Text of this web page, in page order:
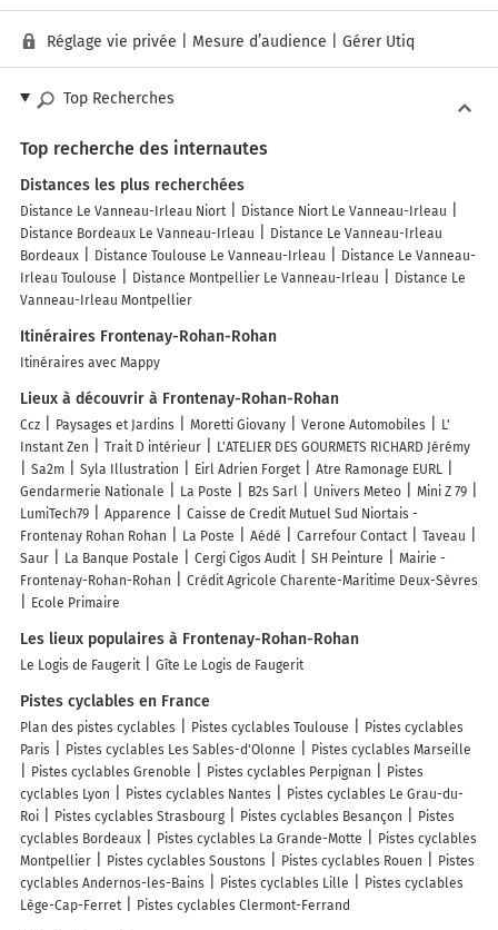
Réglage vie privée Mesure d’audience Gérer Utiq
Top Recherches
Top recherche des internautes
Distances les plus recherchées
Distance Le Vanneau-Irleau Niort
Distance Niort Le Vanneau-Irleau
Distance Bordeaux Le Vanneau-Irleau
Distance Le Vanneau-Irleau
Bordeaux
Distance Toulouse Le Vanneau-Irleau
Distance Le Vanneau-
Irleau Toulouse
Distance Montpellier Le Vanneau-Irleau
Distance Le
Vanneau-Irleau Montpellier
Itinéraires Frontenay-Rohan-Rohan
Itinéraires avec Mappy
Lieux à découvrir à Frontenay-Rohan-Rohan
Ccz Paysages et Jardins Moretti Giovany Verone Automobiles
L'
Instant Zen
Trait D intérieur
L'ATELIER DES GOURMETS RICHARD Jérémy
Sa2m
Syla Illustration Eirl Adrien Forget
Atre Ramonage EURL
Gendarmerie Nationale
La Poste B2s Sarl Univers Meteo
Mini Z 79
LumiTech79
Apparence
Caisse de Credit Mutuel Sud Niortais -
Frontenay Rohan Rohan
La Poste Aédé Carrefour Contact
Taveau
Saur
La Banque Postale Cergi Cigos Audit SH Peinture
Mairie -
Frontenay-Rohan-Rohan
Crédit Agricole Charente-Maritime Deux-Sèvres
Ecole Primaire
Les lieux populaires à Frontenay-Rohan-Rohan
Le Logis de Faugerit Gîte Le Logis de Faugerit
Pistes cyclables en France
Plan des pistes cyclables Pistes cyclables Toulouse
Pistes cyclables
Paris
Pistes cyclables Les Sables-d'Olonne
Pistes cyclables Marseille
Pistes cyclables Grenoble
Pistes cyclables Perpignan
Pistes
cyclables Lyon
Pistes cyclables Nantes
Pistes cyclables Le Grau-du-
Roi
Pistes cyclables Strasbourg Pistes cyclables Besançon
Pistes
cyclables Bordeaux
Pistes cyclables La Grande-Motte
Pistes cyclables
Montpellier
Pistes cyclables Soustons Pistes cyclables Rouen
Pistes
cyclables Andernos-les-Bains
Pistes cyclables Lille
Pistes cyclables
Lège-Cap-Ferret
Pistes cyclables Clermont-Ferrand